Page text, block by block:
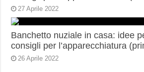
27 Aprile 2022
Banchetto nuziale in casa: idee
consigli per l’apparecchiatura
26 Aprile 2022